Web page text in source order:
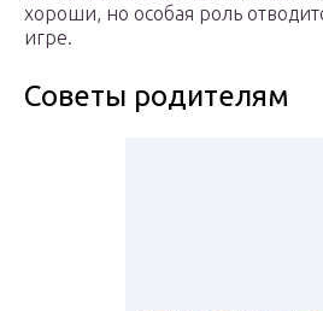
хороши, но особая роль
игре.
Советы родителям